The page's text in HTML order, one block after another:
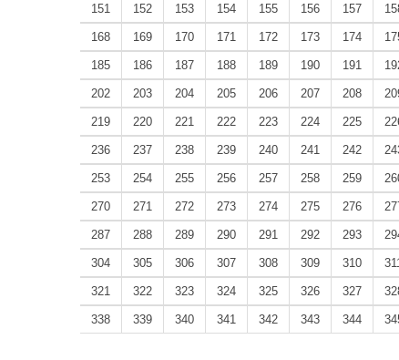
151 152 153 154 155 156 157
168 169 170 171 172 173 174
185 186 187 188 189 190 191
202 203 204 205 206 207 208
219 220 221 222 223 224 225
236 237 238 239 240 241 242
253 254 255 256 257 258 259
270 271 272 273 274 275 276
287 288 289 290 291 292 293
304 305 306 307 308 309 310 311
321 322 323 324 325 326 327
338 339 340 341 342 343 344